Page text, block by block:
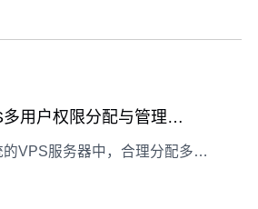
Windows VPS多用户权限分配与管理实战指南
在Windows系统的VPS服务器中，合理分配多用户权限是保障数据安全、提升协作效率的关键。本文详解从基础概念到日常维护的全流程操作技巧，附自动化脚本示例。